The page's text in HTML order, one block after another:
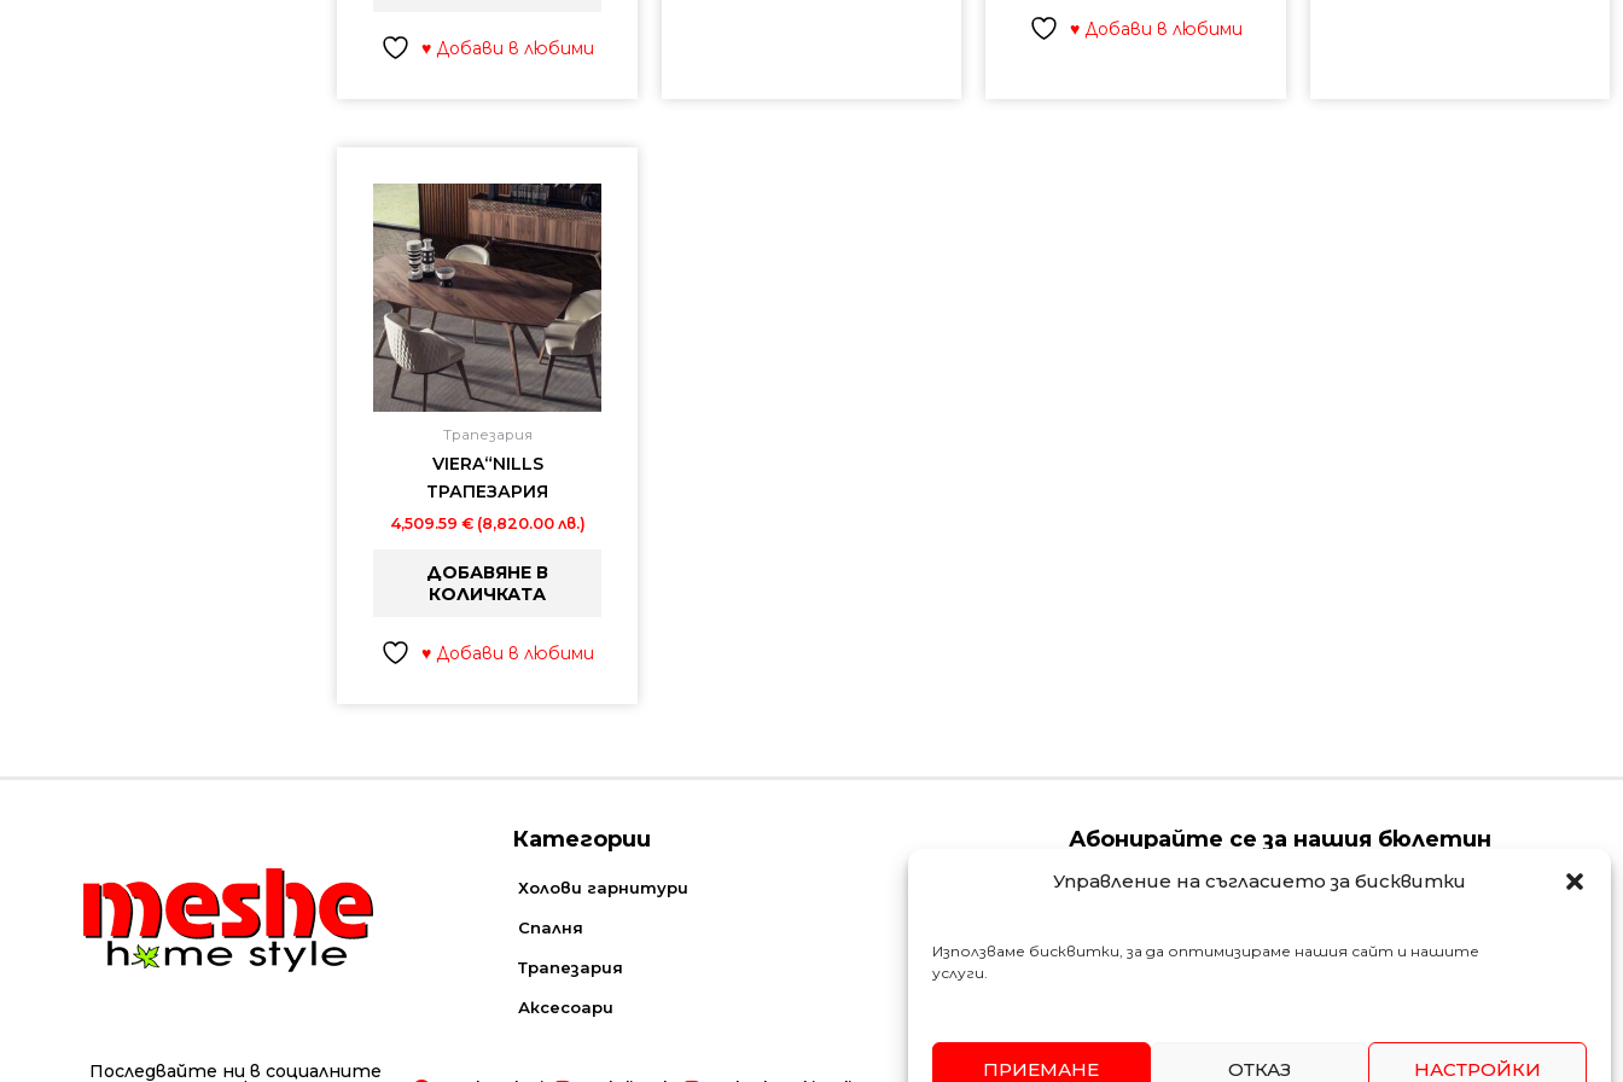
Управление на съгласието за бисквитки
Използваме бисквитки, за да оптимизираме нашия сайт и нашите
услуги.
ПРИЕМАНЕ ОТКАЗ НАСТРОЙКИ
♥ Добави в любими
♥ Добави в любими
Трапезария
VIERA“NILLS
ТРАПЕЗАРИЯ
4,509.59 € (8,820.00 лв.)
ДОБАВЯНЕ В
КОЛИЧКАТА
♥ Добави в любими
Категории
Холови гарнитури
Спалня
Трапезария
Аксесоари
Абонирайте се за нашия бюлетин
Name Email
АБОНИРАЙ СЕ
Последвайте ни в социалните